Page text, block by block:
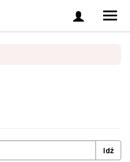
Zaloguj
się
Idź